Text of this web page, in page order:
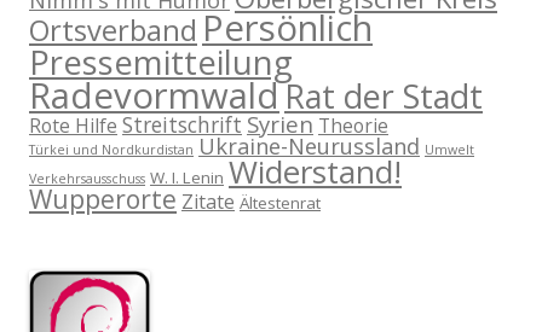
OrtsverbandPersönlich
Pressemitteilung
RadevormwaldRat der Stadt
Rote Hilfe Streitschrift Syrien Theorie
Türkei und Nordkurdistan Ukraine-Neurussland Umwelt
Verkehrsausschuss W. I. Lenin Widerstand!
Wupperorte Zitate Ältestenrat